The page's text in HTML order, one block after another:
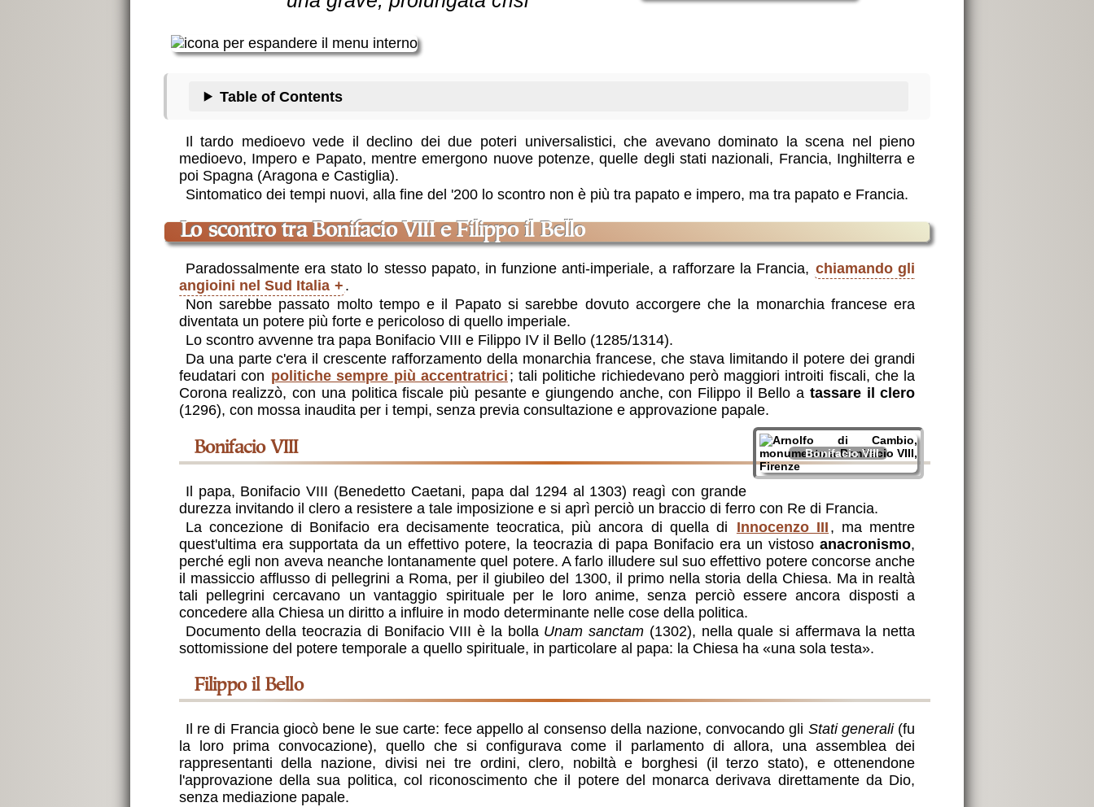
Table of Contents
Il tardo medioevo vede il declino dei due poteri universalistici, che avevano dominato la scena nel pieno
medioevo, Impero e Papato, mentre emergono nuove potenze, quelle degli stati nazionali, Francia, Inghilterra e
poi Spagna (Aragona e Castiglia).
Sintomatico dei tempi nuovi, alla fine del '200 lo scontro non è più tra papato e impero, ma tra papato e Francia.
lo scontro tra Bonifacio VIII e Filippo il Bello
Paradossalmente era stato lo stesso papato, in funzione anti-imperiale, a rafforzare la Francia, chiamando gli
angioini nel Sud Italia
.
Non sarebbe passato molto tempo e il Papato si sarebbe dovuto accorgere che la monarchia francese era
diventata un potere più forte e pericoloso di quello imperiale.
Lo scontro avvenne tra papa Bonifacio VIII e Filippo IV il Bello (1285/1314).
Da una parte c'era il crescente rafforzamento della monarchia francese, che stava limitando il potere dei grandi
feudatari con politiche sempre più accentratrici ; tali politiche richiedevano però maggiori introiti fiscali, che la
Corona realizzò, con una politica fiscale più pesante e giungendo anche, con Filippo il Bello a tassare il clero
(1296), con mossa inaudita per i tempi, senza previa consultazione e approvazione papale.
Bonifacio VIII
Bonifacio VIII
Il papa, Bonifacio VIII (Benedetto Caetani, papa dal 1294 al 1303) reagì con grande
durezza invitando il clero a resistere a tale imposizione e si aprì perciò un braccio di ferro con Re di Francia.
La concezione di Bonifacio era decisamente teocratica, più ancora di quella di
Innocenzo III , ma mentre
quest'ultima era supportata da un effettivo potere, la teocrazia di papa Bonifacio era un vistosoanacronismo,
perché egli non aveva neanche lontanamente quel potere. A farlo illudere sul suo effettivo potere concorse anche
il massiccio afflusso di pellegrini a Roma, per il giubileo del 1300, il primo nella storia della Chiesa. Ma in realtà
tali pellegrini cercavano un vantaggio spirituale per le loro anime, senza perciò essere ancora disposti a
concedere alla Chiesa un diritto a influire in modo determinante nelle cose della politica.
Documento della teocrazia di Bonifacio VIII è la bolla Unam sanctam (1302), nella quale si affermava la netta
sottomissione del potere temporale a quello spirituale, in particolare al papa: la Chiesa ha
una sola testa .
Filippo il Bello
Il re di Francia giocò bene le sue carte: fece appello al consenso della nazione, convocando gli Stati generali(fu
la loro prima convocazione), quello che si configurava come il parlamento di allora, una assemblea dei
rappresentanti della nazione, divisi nei tre ordini, clero, nobiltà e borghesi (il terzo stato), e ottenendone
l'approvazione della sua politica, col riconoscimento che il potere del monarca derivava direttamente da Dio,
senza mediazione papale.